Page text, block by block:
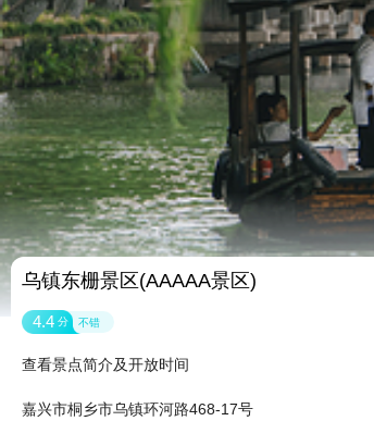
乌镇东栅景区(AAAAA景区)
4.4 分 不错
查看景点简介及开放时间
嘉兴市桐乡市乌镇环河路468-17号